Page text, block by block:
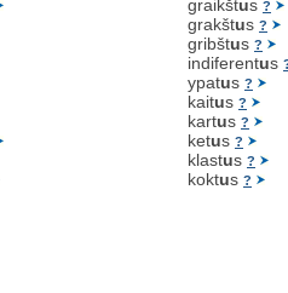
graikštus ?
grakštus ?
gribštus ?
indiferentus
ypatus ?
kaitus ?
kartus ?
ketus ?
klastus ?
koktus ?